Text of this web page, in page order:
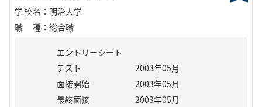
学校名 ： 明治大学
職種 ： 総合職
エントリーシート
テスト
2003年05月
面接開始
2003年05月
最終面接
2003年05月